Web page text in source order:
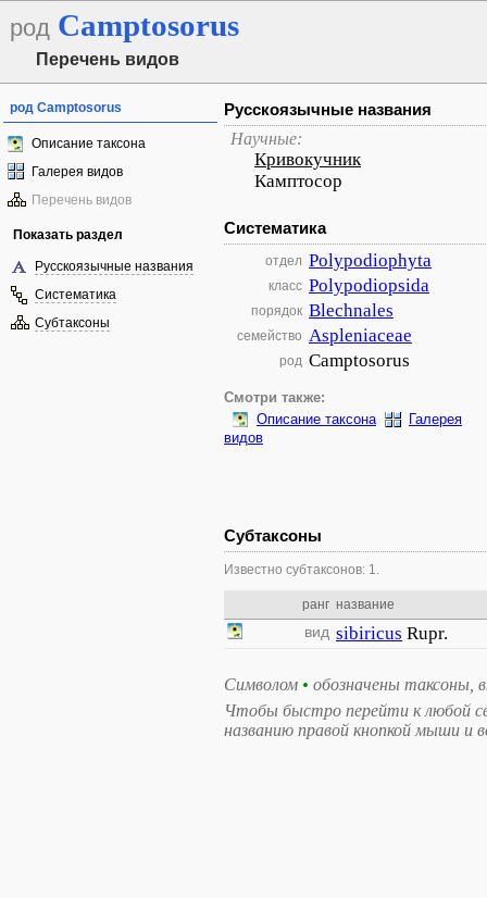
род Camptosorus
Перечень видов
род Camptosorus
Описание таксона
Галерея видов
Перечень видов
Показать раздел
Русскоязычные названия
Систематика
Субтаксоны
Русскоязычные названия
Научные:
Кривокучник
Камптосор
Систематика
отдел Polypodiophyta
класс Polypodiopsida
порядок Blechnales
семейство Aspleniaceae
род Camptosorus
Смотри также:
Описание таксона
Галерея
видов
Субтаксоны
Известно субтаксонов: 1.
ранг название
вид sibiricus Rupr.
Символом • обозначены таксоны,
Чтобы быстро перейти к любой
названию правой кнопкой мыши и